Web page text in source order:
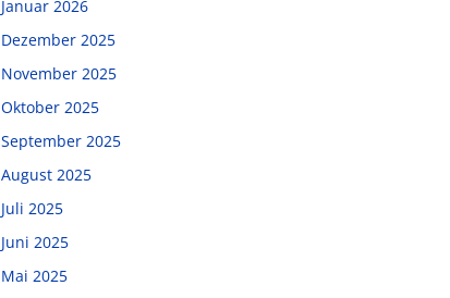
Januar 2026
Dezember 2025
November 2025
Oktober 2025
September 2025
August 2025
Juli 2025
Juni 2025
Mai 2025